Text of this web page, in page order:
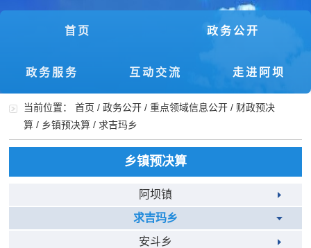
首页 政务公开
政务服务 互动交流 走进阿坝
当前位置：首页 /政务公开 /重点领域信息公开 / 财政预决
算 / 乡镇预决算 / 求吉玛乡
乡镇预决算
阿坝镇
求吉玛乡
安斗乡